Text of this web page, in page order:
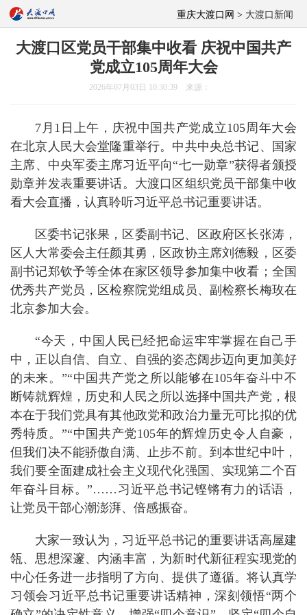
重庆大渡口网 > 大渡口新闻
大渡口区党员干部集中收看 庆祝中国共产
党成立105周年大会
2026年07月03日 10:30:39 来源：
7月1日上午，庆祝中国共产党成立105周年大会
在北京人民大会堂隆重举行。中共中央总书记、国家
主席、中央军委主席习近平向“七一勋章”获得者颁授
勋章并发表重要讲话。大渡口区组织党员干部集中收
看大会直播，认真聆听习近平总书记重要讲话。
区委书记张果，区委副书记、区政府区长张涛，
区人大常委会主任颜其勇，区政协主席刘德毅，区委
副书记郑钦予等全体在家区领导参加集中收看；全国
优秀共产党员，区检察院党组成员、副检察长梅玫在
北京参加大会。
“今天，中国人民已经把命运牢牢掌握在自己手
中，正以自信、自立、自强的姿态阔步迈向更加美好
的未来。”“中国共产党之所以能够在105年奋斗中不
断铸就辉煌，历史和人民之所以选择中国共产党，根
本在于我们党具有其他政党和政治力量无可比拟的优
秀特质。”“中国共产党105年的辉煌历史令人自豪，
但我们决不能骄傲自满、止步不前。到本世纪中叶，
我们要全面建成社会主义现代化强国、实现第二个百
年奋斗目标。”……习近平总书记铿锵有力的话语，
让党员干部心潮澎湃、倍感振奋。
大家一致认为，习近平总书记的重要讲话高屋建
瓴、思想深邃、内涵丰富，为新时代新征程实现党的
中心任务进一步指明了方向、提供了遵循。将认真学
习领会习近平总书记重要讲话精神，深刻领悟“两个